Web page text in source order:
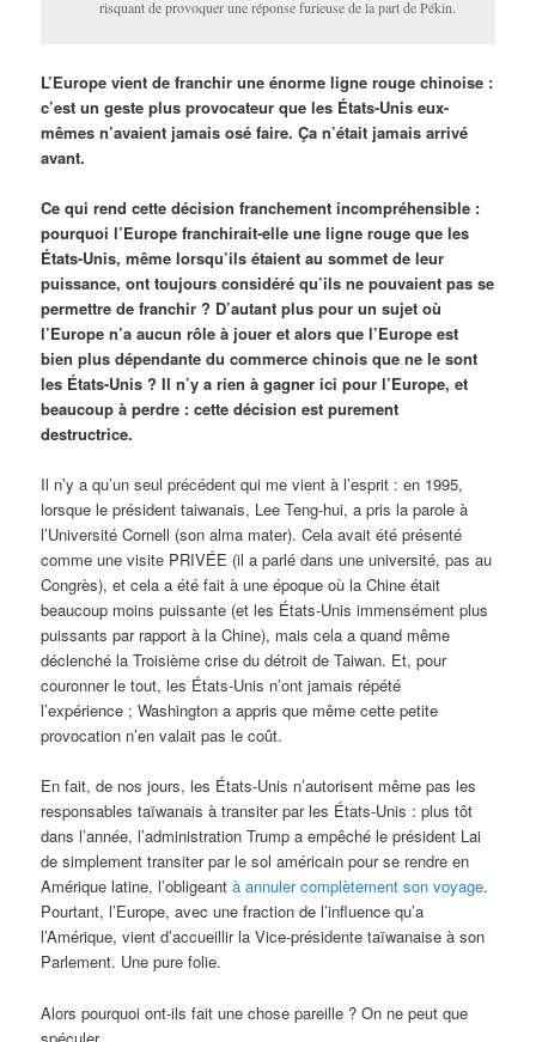
risquant de provoquer une réponse furieuse de la part de Pékin.
L’Europe vient de franchir une énorme ligne rouge chinoise :
c’est un geste plus provocateur que les États-Unis eux-
mêmes n’avaient jamais osé faire. Ça n’était jamais arrivé
avant.
Ce qui rend cette décision franchement incompréhensible :
pourquoi l’Europe franchirait-elle une ligne rouge que les
États-Unis, même lorsqu’ils étaient au sommet de leur
puissance, ont toujours considéré qu’ils ne pouvaient pas se
permettre de franchir ? D’autant plus pour un sujet où
l’Europe n’a aucun rôle à jouer et alors que l’Europe est
bien plus dépendante du commerce chinois que ne le sont
les États-Unis ? Il n’y a rien à gagner ici pour l’Europe, et
beaucoup à perdre : cette décision est purement
destructrice.
Il n’y a qu’un seul précédent qui me vient à l’esprit : en 1995,
lorsque le président taiwanais, Lee Teng-hui, a pris la parole à
l’Université Cornell (son alma mater). Cela avait été présenté
comme une visite PRIVÉE (il a parlé dans une université, pas au
Congrès), et cela a été fait à une époque où la Chine était
beaucoup moins puissante (et les États-Unis immensément plus
puissants par rapport à la Chine), mais cela a quand même
déclenché la Troisième crise du détroit de Taiwan. Et, pour
couronner le tout, les États-Unis n’ont jamais répété
l’expérience ; Washington a appris que même cette petite
provocation n’en valait pas le coût.
En fait, de nos jours, les États-Unis n’autorisent même pas les
responsables taïwanais à transiter par les États-Unis : plus tôt
dans l’année, l’administration Trump a empêché le président Lai
de simplement transiter par le sol américain pour se rendre en
Amérique latine, l’obligeantà annuler complètement son voyage.
Pourtant, l’Europe, avec une fraction de l’influence qu’a
l’Amérique, vient d’accueillir la Vice-présidente taïwanaise à son
Parlement. Une pure folie.
Alors pourquoi ont-ils fait une chose pareille ? On ne peut que
spéculer.